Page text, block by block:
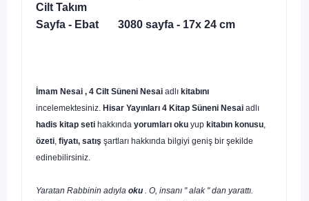
Cilt Takım
Sayfa - Ebat 3080 sayfa - 17x 24 cm
İmam Nesai , 4 Cilt Süneni Nesai adlı kitabını
incelemektesiniz. Hisar Yayınları 4 Kitap Süneni Nesai adlı
hadis kitap seti hakkında yorumları oku yup kitabın konusu
özeti fiyatı, satış şartları hakkında bilgiyi geniş bir şekilde
edinebilirsiniz.
Yaratan Rabbinin adıyla oku . O, insanı " alak " dan yarattı.